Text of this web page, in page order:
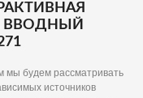
ВВОДНЫЙ
мы будем рассматривать
источников